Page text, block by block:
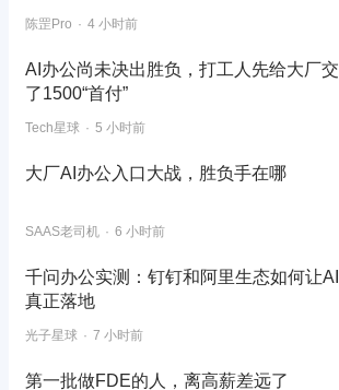
陈罡Pro 4 小时前
AI办公尚未决出胜负，打工人先给大厂交
了1500“首付”
Tech星球 5 小时前
大厂AI办公入口大战，胜负手在哪
SAAS老司机 6 小时前
千问办公实测：钉钉和阿里生态如何让AI
真正落地
光子星球 7 小时前
第一批做FDE的人，离高薪差远了